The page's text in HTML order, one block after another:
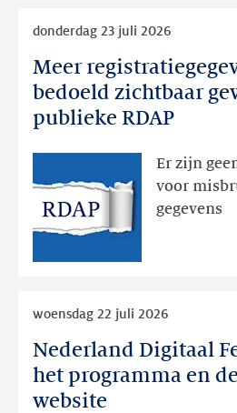
Meer
bedoeld zichtbaar
publieke RDAP
donderdag 23 juli 2026
Er zijn
voor
gegevens
Meer
registratiegegevens
bedoeld
zichtbaar
Nederland Digitaal
het programma en
website
woensdag 22 juli 2026
Nederland
Digitaal
Festival: